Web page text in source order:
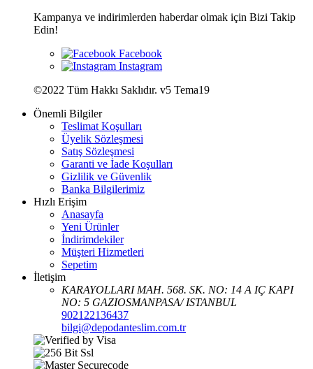
Kampanya ve indirimlerden haberdar olmak için Bizi Takip
Edin!
©2022 Tüm Hakkı Saklıdır. v5 Tema19
Önemli Bilgiler
Teslimat Koşulları
Üyelik Sözleşmesi
Satış Sözleşmesi
Garanti ve İade Koşulları
Gizlilik ve Güvenlik
Banka Bilgilerimiz
Hızlı Erişim
Anasayfa
Yeni Ürünler
İndirimdekiler
Müşteri Hizmetleri
Sepetim
İletişim
KARAYOLLARI MAH. 568. SK. NO: 14 A IÇ KAPI
NO: 5 GAZIOSMANPASA/ ISTANBUL
902122136437
bilgi@depodanteslim.com.tr